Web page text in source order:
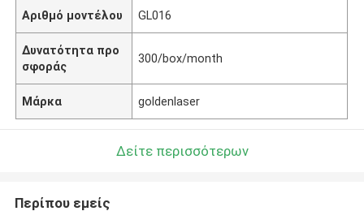
Αριθμό μοντέλου GL016
Δυνατότητα προ
σφοράς
300/box/month
Μάρκα goldenlaser
Δείτε περισσότερων
Περίπου εμείς